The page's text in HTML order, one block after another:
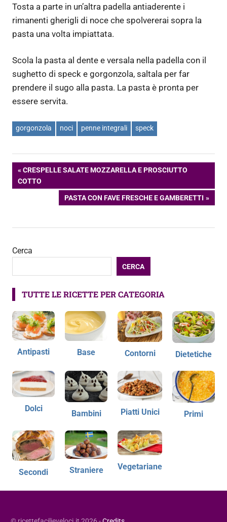
Tosta a parte in un’altra padella antiaderente i
rimanenti gherigli di noce che spolvererai sopra la
pasta una volta impiattata.
Scola la pasta al dente e versala nella padella con il
sughetto di speck e gorgonzola, saltala per far
prendere il sugo alla pasta. La pasta è pronta per
essere servita.
gorgonzola noci penne integrali speck
Navigazione
ARTICOLO
PRECEDENTE:
CRESPELLE SALATE MOZZARELLA E PROSCIUTTO
COTTO
ARTICOLO
PASTA CON FAVE FRESCHE E GAMBERETTI
Cerca
CERCA
TUTTE LE RICETTE PER CATEGORIA
Antipasti Base Contorni Dietetiche
Dolci
Bambini Piatti Unici Primi
Secondi Straniere Vegetariane